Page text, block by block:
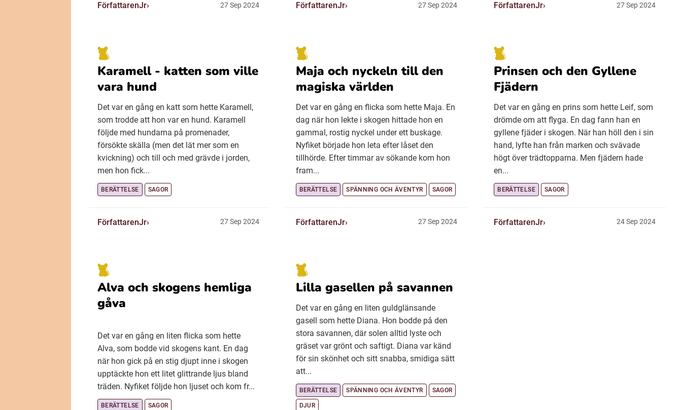
FörfattarenJr 27 Sep 2024 FörfattarenJr 27 Sep 2024 FörfattarenJr 27 Sep 2024
Karamell - katten som ville
vara hund
Det var en gång en katt som hette Karamell,
som trodde att hon var en hund. Karamell
följde med hundarna på promenader,
försökte skälla (men det lät mer som en
kvickning) och till och med grävde i jorden,
men hon fick...
BERÄTTELSE SAGOR
FörfattarenJr 27 Sep 2024
Maja och nyckeln till den
magiska världen
Det var en gång en flicka som hette Maja. En
dag när hon lekte i skogen hittade hon en
gammal, rostig nyckel under ett buskage.
Nyfiket började hon leta efter låset den
tillhörde. Efter timmar av sökande kom hon
fram...
BERÄTTELSE SPÄNNING OCH ÄVENTYR SAGOR
FörfattarenJr 27 Sep 2024
Prinsen och den Gyllene
Fjädern
Det var en gång en prins som hette Leif, som
drömde om att flyga. En dag fann han en
gyllene fjäder i skogen. När han höll den i sin
hand, lyfte han från marken och svävade
högt över trädtopparna. Men fjädern hade
en...
BERÄTTELSE SAGOR
FörfattarenJr 24 Sep 2024
Alva och skogens hemliga
gåva
Det var en gång en liten flicka som hette
Alva, som bodde vid skogens kant. En dag
när hon gick på en stig djupt inne i skogen
upptäckte hon ett litet glittrande ljus bland
träden. Nyfiket följde hon ljuset och kom fr...
BERÄTTELSE SAGOR
Lilla gasellen på savannen
Det var en gång en liten guldglänsande
gasell som hette Diana. Hon bodde på den
stora savannen, där solen alltid lyste och
gräset var grönt och saftigt. Diana var känd
för sin skönhet och sitt snabba, smidiga sätt
att...
BERÄTTELSE SPÄNNING OCH ÄVENTYR SAGOR
DJUR